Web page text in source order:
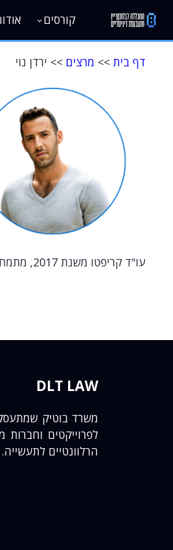
קורסים
דף בית >> מרצים >> ירדן נוי
עו"ד קריפטו משנת 2017, מתמחה ברגולציה בין לאומית של קריפטו ובלוקצ'יין.
DLT LAW
משרד בוטיק שמתעסק
לפרוייקטים
הרלוונטיים לתעשייה.